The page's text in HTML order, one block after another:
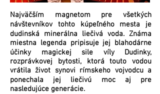
Najväčším magnetom pre všetkých
návštevníkov tohto kúpeľného mesta je
dudinská minerálna liečivá voda. Známa
miestna legenda pripisuje jej blahodárne
účinky magickej sile víly Dudinky,
rozprávkovej bytosti, ktorá touto vodou
vrátila život synovi rímskeho vojvodcu a
ponechala jej liečivú moc aj pre
nasledujúce generácie.